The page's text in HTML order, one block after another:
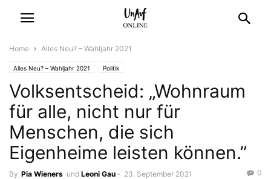
Home Alles Neu? – Wahljahr 2021
Alles Neu? – Wahljahr 2021 Politik
Volksentscheid: „Wohnraum
für alle, nicht nur für
Menschen, die sich
Eigenheime leisten können.”
By Pia Wieners und Leoni Gau - 23. September 2021 0